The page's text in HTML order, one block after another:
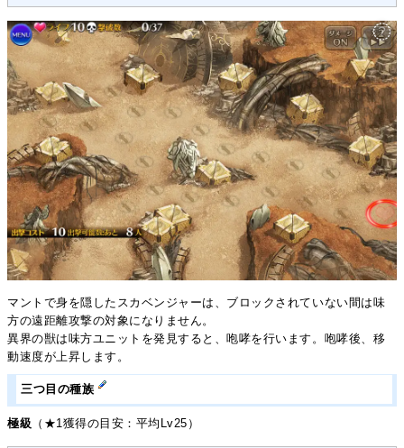
マントで身を隠したスカベンジャーは、ブロックされていない間は味
方の遠距離攻撃の対象になりません。
異界の獣は味方ユニットを発見すると、咆哮を行います。咆哮後、移
動速度が上昇します。
三つ目の種族
極級 （★1獲得の目安：平均Lv25）